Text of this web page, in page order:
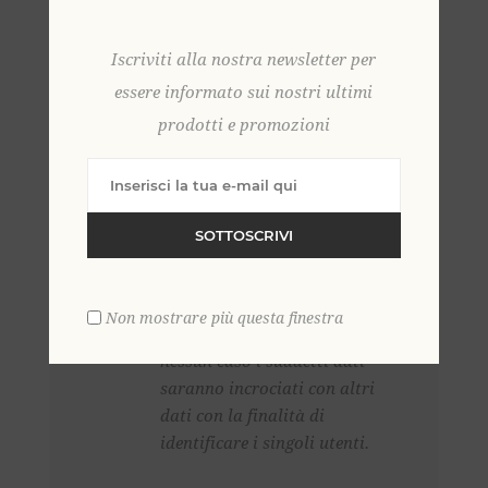
implicita nell’uso dei protocolli
di comunicazione di Internet. I
dati raccolti, tuttavia, non
trattasi di dati aggregati a solo
nessun caso i suddetti dati
saranno incrociati con altri
dati con la finalità di
identificare i singoli utenti.
Iscriviti alla nostra newsletter per
essere informato sui nostri ultimi
prodotti e promozioni
SOTTOSCRIVI
Non mostrare più questa finestra